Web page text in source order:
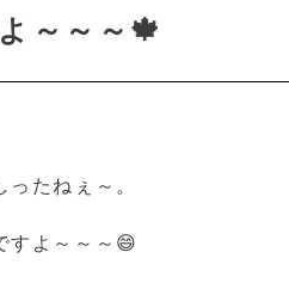
～～～🍁
ったねぇ～。
すよ～～～😄